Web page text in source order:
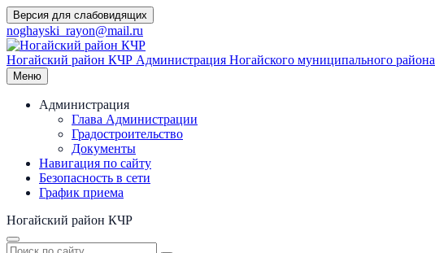
Перейти
к
содержимому
Версия для слабовидящих
noghayski_rayon@mail.ru
Ногайский район КЧР Администрация Ногайского муниципального района
Меню
Администрация
Глава Администрации
Градостроительство
Документы
Навигация по сайту
Безопасность в сети
График приема
Ногайский район КЧР